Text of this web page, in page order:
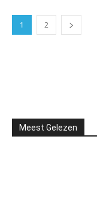
1 2
Meest Gelezen